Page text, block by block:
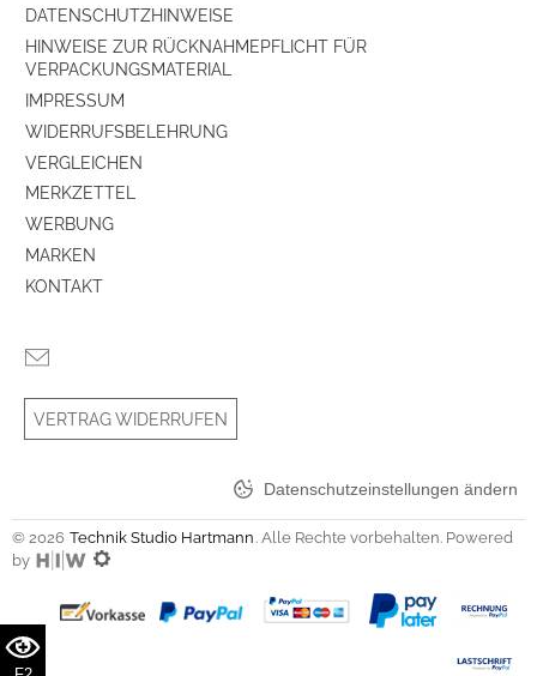
DATENSCHUTZHINWEISE
HINWEISE ZUR RÜCKNAHMEPFLICHT FÜR
VERPACKUNGSMATERIAL
IMPRESSUM
WIDERRUFSBELEHRUNG
VERGLEICHEN
MERKZETTEL
WERBUNG
MARKEN
KONTAKT
VERTRAG WIDERRUFEN
Datenschutzeinstellungen ändern
© 2026 Technik Studio Hartmann . Alle Rechte vorbehalten. Powered
by